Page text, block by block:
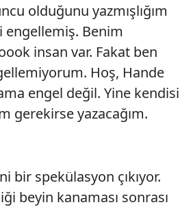
olduğunu yazmışlığım
engellemiş. Benim
insan var. Fakat ben
Hoş, Hande
engel değil. Yine kendisi
gerekirse yazacağım.
bir spekülasyon çıkıyor.
beyin kanaması sonrası